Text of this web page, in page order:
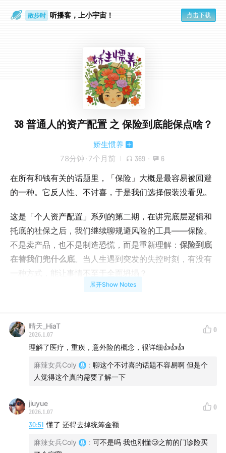
散步时 听播客，上小宇宙！ 点击下载
38 普通人的资产配置 之 保险到底能保点啥？
娇生惯养
78分钟 · 7个月前 369 · 6
在所有和钱有关的话题里，「保险」大概是最容易被回避
的一种。它反人性、不讨喜，于是我们选择假装没看见。
这是「个人资产配置」系列的第二期，在讲完底层逻辑和
托底的社保之后，我们继续聊规避风险的工具——保险。
不是卖产品，也不是制造恐慌，而是重新理解： 保险到底
在替我们兜什么底。当人生遇到突发的失控时刻，有没有
一种方式，能让事情不至于全面坍塌？
时，少一点慌乱，多一点底气，把力气留给真正重要的事
情。
提前做准备，并不是悲观。把风险交给工具，放心大胆地
活着。
·
时间轴
03:50保险：一个触发特定条件时会膨胀的钱袋子
展开Show Notes
晴天_HiaT
2026.1.07
0
理解了医疗，重疾，意外险的概念，很详细👍👍👍
麻辣女兵Coly : 聊这个不讨喜的话题不容易啊 但是个
人觉得这个真的需要了解一下
jiuyue
2026.1.07
0
30:51 懂了 还得去掉统筹金额
麻辣女兵Coly : 可不是吗 我也刚懂🥲之前的门诊险买